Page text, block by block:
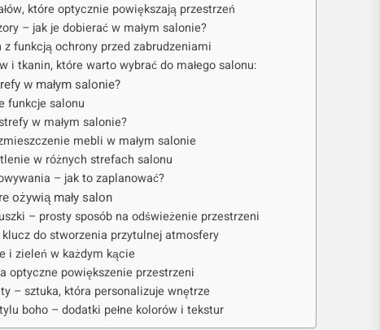
które optycznie powiększają przestrzeń
– jak je dobierać w małym salonie?
z funkcją ochrony przed zabrudzeniami
i tkanin, które warto wybrać do małego salonu:
w małym salonie?
funkcje salonu
w małym salonie?
mebli w małym salonie
w różnych strefach salonu
– jak to zaplanować?
ożywią mały salon
– prosty sposób na odświeżenie przestrzeni
do stworzenia przytulnej atmosfery
i zieleń w każdym kącie
optyczne powiększenie przestrzeni
– sztuka, która personalizuje wnętrze
boho – dodatki pełne kolorów i tekstur